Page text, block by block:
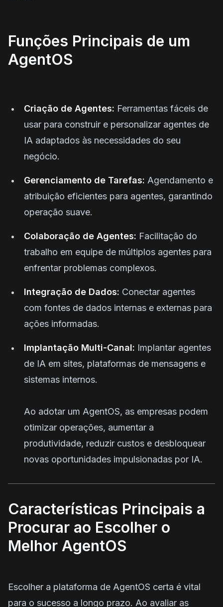
Funções Principais de um
AgentOS
Criação de Agentes: Ferramentas fáceis de
usar para construir e personalizar agentes de
IA adaptados às necessidades do seu
negócio.
Gerenciamento de Tarefas: Agendamento e
atribuição eficientes para agentes, garantindo
operação suave.
Colaboração de Agentes: Facilitação do
trabalho em equipe de múltiplos agentes para
enfrentar problemas complexos.
Integração de Dados: Conectar agentes
com fontes de dados internas e externas para
ações informadas.
Implantação Multi-Canal: Implantar agentes
de IA em sites, plataformas de mensagens e
sistemas internos.
Ao adotar um AgentOS, as empresas podem
otimizar operações, aumentar a
produtividade, reduzir custos e desbloquear
novas oportunidades impulsionadas por IA.
Características Principais a
Procurar ao Escolher o
Melhor AgentOS
Escolher a plataforma de AgentOS certa é vital
para o sucesso a longo prazo. Ao avaliar as